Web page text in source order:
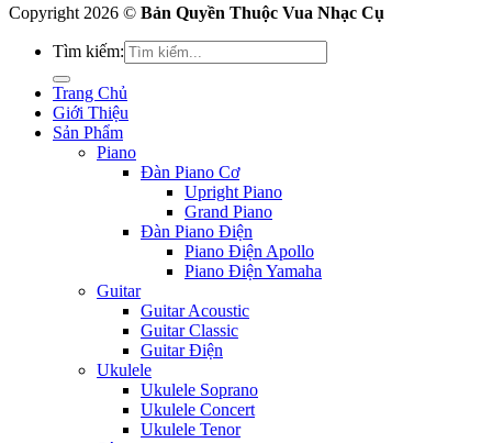
Copyright 2026 © Bản Quyền Thuộc Vua Nhạc Cụ
Tìm kiếm:
Trang Chủ
Giới Thiệu
Sản Phẩm
Piano
Đàn Piano Cơ
Upright Piano
Grand Piano
Đàn Piano Điện
Piano Điện Apollo
Piano Điện Yamaha
Guitar
Guitar Acoustic
Guitar Classic
Guitar Điện
Ukulele
Ukulele Soprano
Ukulele Concert
Ukulele Tenor